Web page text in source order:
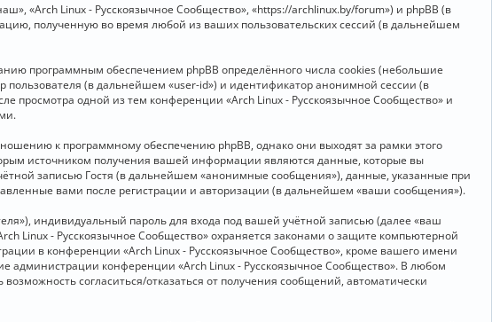
«Arch Linux - Русскоязычное Сообщество», «https://archlinux.by/forum») и phpBB (в
полученную во время любой из ваших пользовательских сессий (в дальнейшем
программным обеспечением phpBB определённого числа cookies (небольшие
(в дальнейшем «user-id») и идентификатор анонимной сессии (в
просмотра одной из тем конференции «Arch Linux - Русскоязычное Сообщество» и
к программному обеспечению phpBB, однако они выходят за рамки этого
источником получения вашей информации являются данные, которые вы
записью Гостя (в дальнейшем «анонимные сообщения»), данные, указанные при
вами после регистрации и авторизации (в дальнейшем «ваши сообщения»).
индивидуальный пароль для входа под вашей учётной записью (далее «ваш
Linux - Русскоязычное Сообщество» охраняется законами о защите компьютерной
в конференции «Arch Linux - Русскоязычное Сообщество», кроме вашего имени
администрации конференции «Arch Linux - Русскоязычное Сообщество». В любом
согласиться/отказаться от получения сообщений, автоматически